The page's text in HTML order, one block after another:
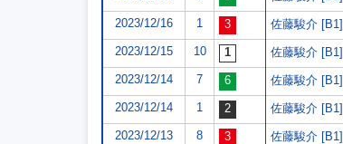
2023/12/16 1 佐藤駿介 [B1]
2023/12/15 10 佐藤駿介 [B1]
2023/12/14 7 佐藤駿介 [B1]
2023/12/14 1 佐藤駿介 [B1]
2023/12/13 8 佐藤駿介 [B1]